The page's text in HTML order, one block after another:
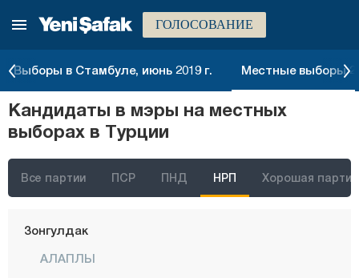
ГОЛОСОВАНИЕ
Выборы в Стамбуле, июнь 2019 г. Местные выборы
Кандидаты в мэры на местных
выборах в Турции
Все партии ПСР ПНД НРП Хорошая партия
Токат
Ушак
Ван
Йозгат
Зонгулдак
АЛАПЛЫ